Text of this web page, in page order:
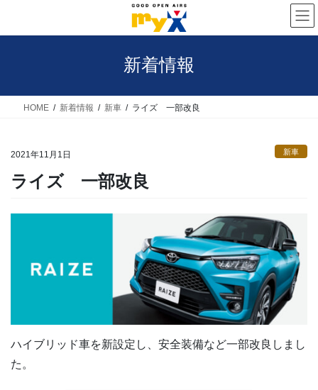
新着情報
HOME 新着情報 新車 ライズ 一部改良
2021年11月1日 新車
ライズ 一部改良
ハイブリッド車を新設定し、安全装備など一部改良しまし
た。